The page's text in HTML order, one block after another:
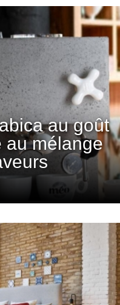
au goût
au mélange